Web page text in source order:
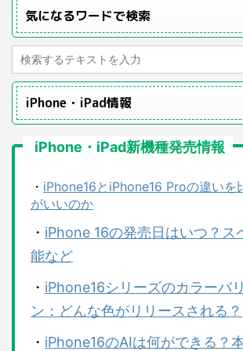
気になるワードで検索
iPhone・iPad情報
iPhone・iPad新機種発売情報
・ iPhone16とiPhone16 Proの違いを
がいいのか
・ iPhone 16の発売日はいつ？ス
能など
・ iPhone16シリーズのカラーバ
ン：どんな色がリリースされる？
・ iPhone16のAIは何ができる？